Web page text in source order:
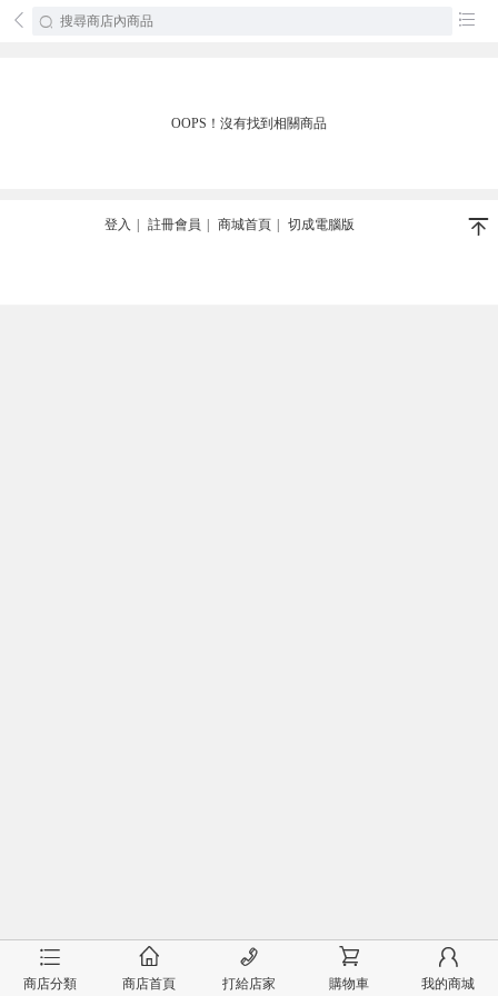
󰄕 󰂦
OOPS！沒有找到相關商品
登入 註冊會員 商城首頁 切成電腦版 󰄬
󰂦
商店分類
󰂠
商店首頁
󰄫
打給店家
󰂟
購物車
󰂢
我的商城